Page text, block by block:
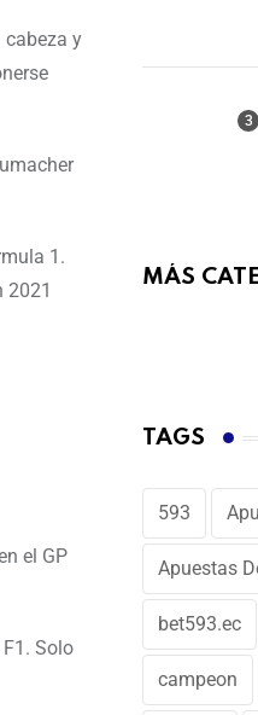
cabeza y
1.
2021
el GP
Solo
MÁS
TAGS
593
Apuestas
bet593.ec
campeon